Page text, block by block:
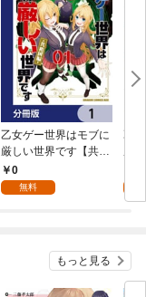
乙女ゲー世界はモブに
厳しい世界です【共和
国編】【分冊版】 1
0
無料
乙
もっと見る